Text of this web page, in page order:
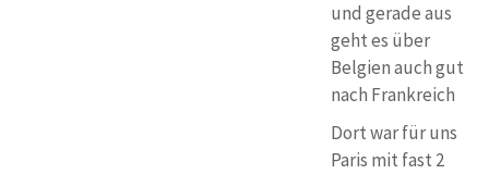
und gerade aus
geht es über
Belgien auch gut
nach Frankreich
Dort war für uns
Paris mit fast 2